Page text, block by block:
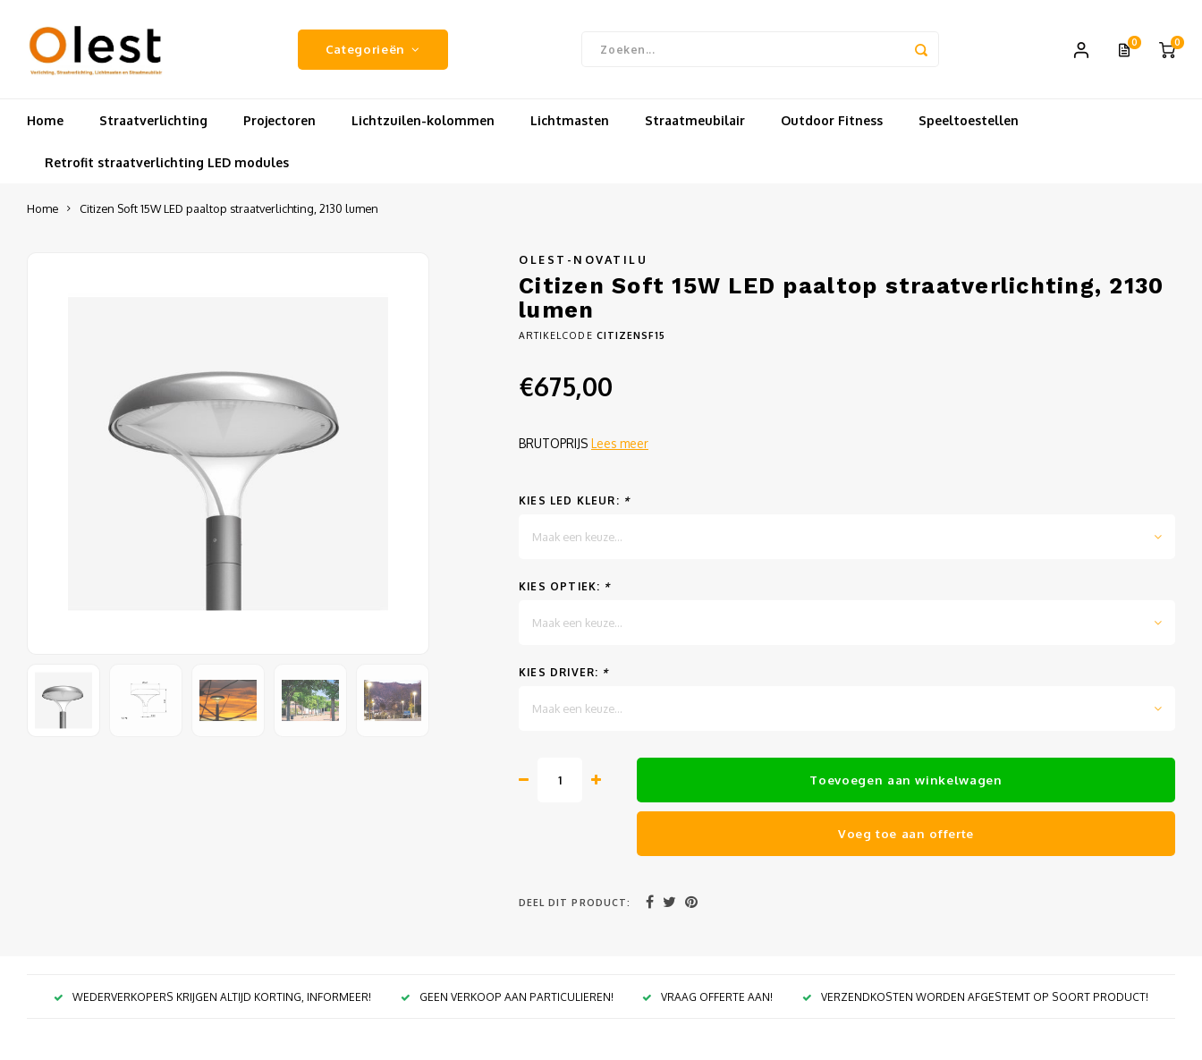
Categorieën 0 0
Home Straatverlichting Projectoren Lichtzuilen-kolommen Lichtmasten Straatmeubilair Outdoor Fitness Speeltoestellen
Retrofit straatverlichting LED modules
Home Citizen Soft 15W LED paaltop straatverlichting, 2130 lumen
OLEST-NOVATILU
Citizen Soft 15W LED paaltop straatverlichting, 2130
lumen
ARTIKELCODE CITIZENSF15
€675,00
BRUTOPRIJS Lees meer
KIES LED KLEUR: *
Maak een keuze...
KIES OPTIEK: *
Maak een keuze...
KIES DRIVER: *
Maak een keuze...
Toevoegen aan winkelwagen
Voeg toe aan offerte
DEEL DIT PRODUCT:
WEDERVERKOPERS KRIJGEN ALTIJD KORTING, INFORMEER! GEEN VERKOOP AAN PARTICULIEREN! VRAAG OFFERTE AAN! VERZENDKOSTEN WORDEN AFGESTEMT OP SOORT PRODUCT!